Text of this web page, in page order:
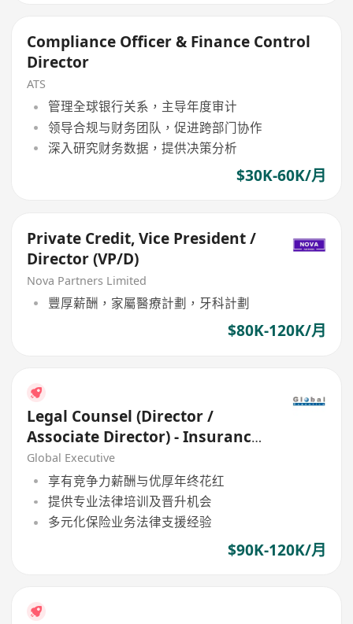
Compliance Officer & Finance Control
Director
ATS
管理全球银行关系，主导年度审计
领导合规与财务团队，促进跨部门协作
深入研究财务数据，提供决策分析
$30K-60K/月
Private Credit, Vice President /
Director (VP/D)
Nova Partners Limited
豐厚薪酬，家屬醫療計劃，牙科計劃
$80K-120K/月
Legal Counsel (Director /
Associate Director) - Insurance
(HK$90K - $120K)
Global Executive
享有竞争力薪酬与优厚年终花红
提供专业法律培训及晋升机会
多元化保险业务法律支援经验
$90K-120K/月